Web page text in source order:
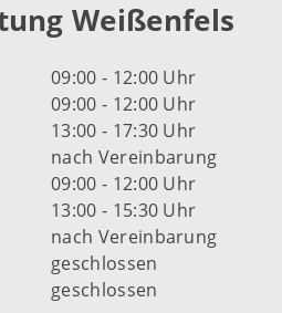
Weißenfels
09:00 - 12:00 Uhr
09:00 - 12:00 Uhr
13:00 - 17:30 Uhr
nach Vereinbarung
09:00 - 12:00 Uhr
13:00 - 15:30 Uhr
nach Vereinbarung
geschlossen
geschlossen